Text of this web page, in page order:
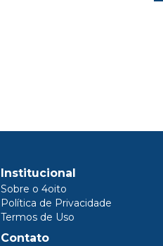
Institucional
Sobre o 4oito
Política de Privacidade
Termos de Uso
Contato